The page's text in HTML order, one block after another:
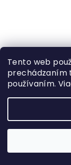
Tento web
prechádzaním
používaním.
Hikmicro